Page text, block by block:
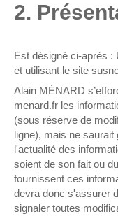
2.
Est désigné ci-après :
et utilisant le site
Alain MÉNARD
menard.fr les
(sous réserve de
ligne), mais ne
l'actualité des
soient de son fait ou
fournissent ces
devra donc s'assurer
signaler toutes